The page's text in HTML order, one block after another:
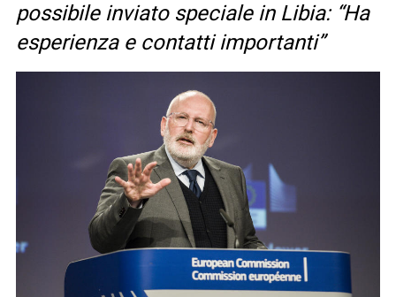
possibile inviato speciale in Libia: “Ha
esperienza e contatti importanti”